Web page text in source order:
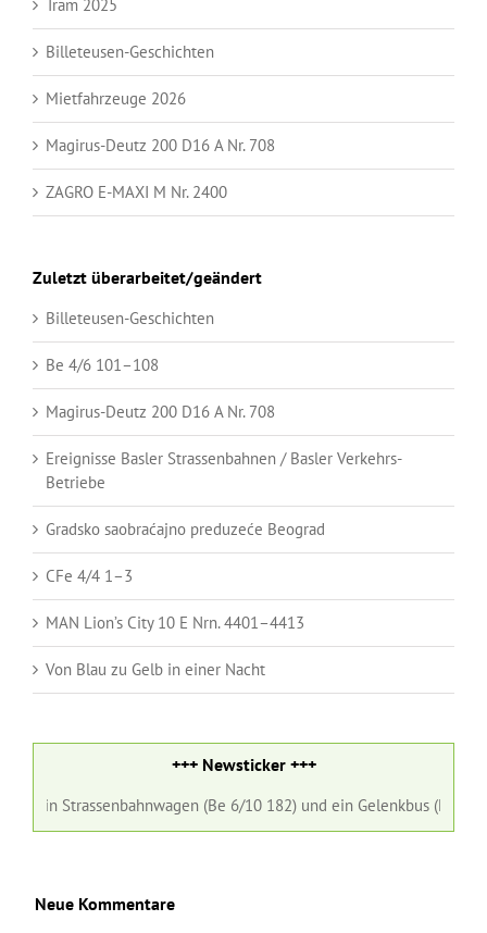
Tram 2025
Billeteusen-Geschichten
Mietfahrzeuge 2026
Magirus-Deutz 200 D16 A Nr. 708
ZAGRO E-MAXI M Nr. 2400
Zuletzt überarbeitet/geändert
Billeteusen-Geschichten
Be 4/6 101–108
Magirus-Deutz 200 D16 A Nr. 708
Ereignisse Basler Strassenbahnen / Basler Verkehrs-
Betriebe
Gradsko saobraćajno preduzeće Beograd
CFe 4/4 1–3
MAN Lion’s City 10 E Nrn. 4401–4413
Von Blau zu Gelb in einer Nacht
+++ Newsticker +++
Strassenbahnwagen (Be 6/10 182) und ein Gelenkbus (Nr. 98) der
Neue Kommentare